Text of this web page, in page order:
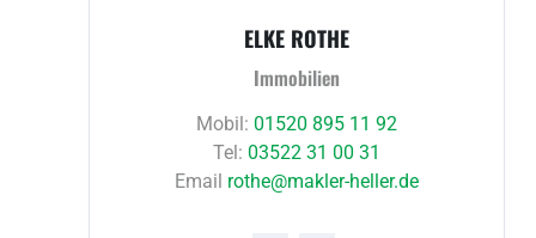
ELKE ROTHE
Immobilien
Mobil: 01520 895 11 92
Tel: 03522 31 00 31
Email rothe@makler-heller.de